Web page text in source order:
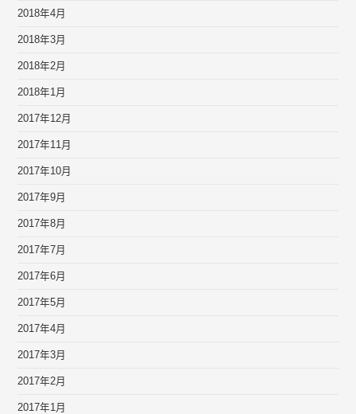
2018年4月
2018年3月
2018年2月
2018年1月
2017年12月
2017年11月
2017年10月
2017年9月
2017年8月
2017年7月
2017年6月
2017年5月
2017年4月
2017年3月
2017年2月
2017年1月